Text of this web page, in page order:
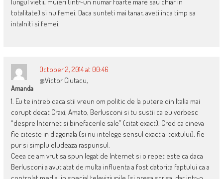
totalitate) si nu femei. Daca sunteti mai tanar, aveti inca timp sa
intalniti si femei.
Amanda
October 2, 2014 at 00:46
@Victor Ciutacu,
1. Eu te intreb daca stii vreun om politic de la putere din Italia mai
corupt decat Craxi, Amato, Berlusconi si tu sustii ca eu vorbesc
“despre Internet si binefacerile sale” (citat exact). Cred ca cineva
fie citeste in diagonala (si nu intelege sensul exact al textului), fie
pur si simplu eludeaza raspunsul.
Ceea ce am vrut sa spun legat de Internet si o repet este ca daca
Berlusconi a avut atat de multa influenta a fost datorita faptului ca a